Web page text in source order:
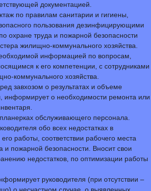
документацией.
по правилам санитарии и гигиены,
пользования дезинфицирующими
охране труда и пожарной безопасности
жилищно-коммунального хозяйства.
информацией по вопросам,
к его компетенции, с сотрудниками
коммунального хозяйства.
завхозом о результатах и объеме
информирует о необходимости ремонта или
обслуживающего персонала.
обо всех недостатках в
работы, соответствии рабочего места
пожарной безопасности. Вносит свои
недостатков, по оптимизации работы
руководителя (при отсутствии –